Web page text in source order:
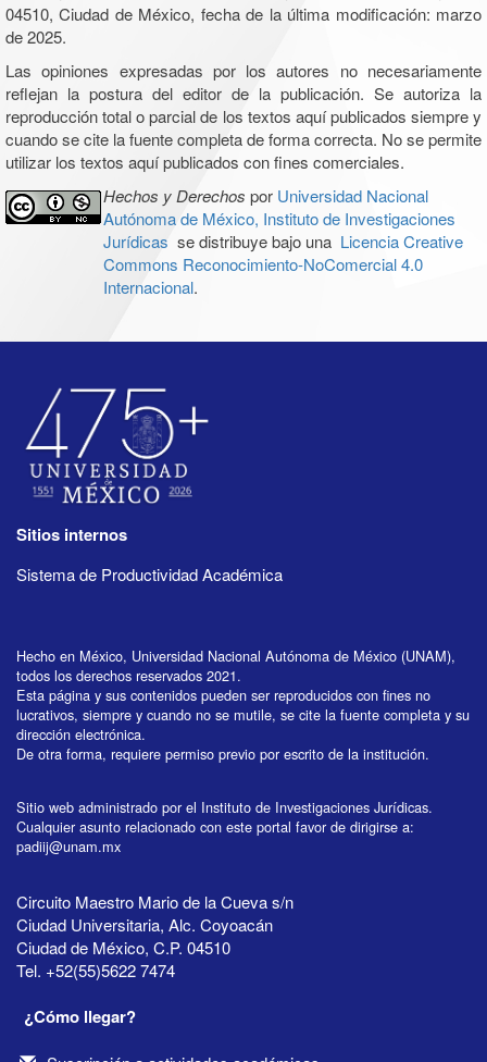
04510, Ciudad de México, fecha de la última modificación: marzo
de 2025.
Las opiniones expresadas por los autores no necesariamente
reflejan la postura del editor de la publicación. Se autoriza la
reproducción total o parcial de los textos aquí publicados siempre y
cuando se cite la fuente completa de forma correcta. No se permite
utilizar los textos aquí publicados con fines comerciales.
Hechos y Derechos por Universidad Nacional
Autónoma de México, Instituto de Investigaciones
Jurídicas se distribuye bajo una Licencia Creative
Commons Reconocimiento-NoComercial 4.0
Internacional.
Sitios internos
Sistema de Productividad Académica
Hecho en México, Universidad Nacional Autónoma de México (UNAM),
todos los derechos reservados 2021.
Esta página y sus contenidos pueden ser reproducidos con fines no
lucrativos, siempre y cuando no se mutile, se cite la fuente completa y su
dirección electrónica.
De otra forma, requiere permiso previo por escrito de la institución.
Sitio web administrado por el Instituto de Investigaciones Jurídicas.
Cualquier asunto relacionado con este portal favor de dirigirse a:
padiij@unam.mx
Circuito Maestro Mario de la Cueva s/n
Ciudad Universitaria, Alc. Coyoacán
Ciudad de México, C.P. 04510
Tel. +52(55)5622 7474
¿Cómo llegar?